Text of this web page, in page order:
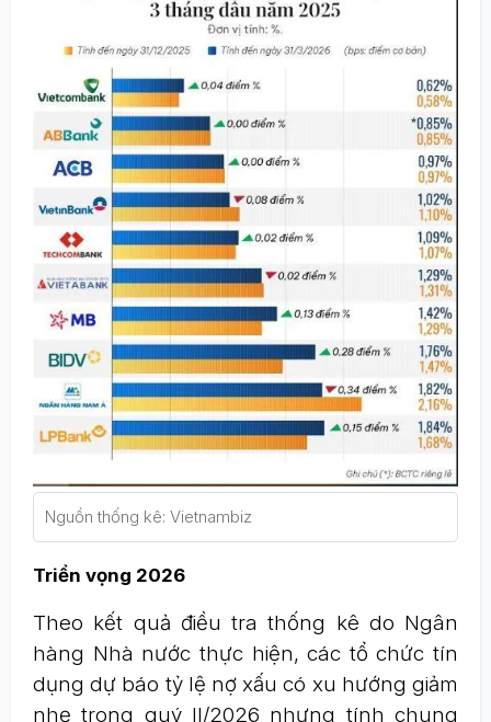
Nguồn thống kê: Vietnambiz
Triển vọng 2026
Theo kết quả điều tra thống kê do Ngân
hàng Nhà nước thực hiện, các tổ chức tín
dụng dự báo tỷ lệ nợ xấu có xu hướng giảm
nhẹ trong quý II/2026 nhưng tính chung